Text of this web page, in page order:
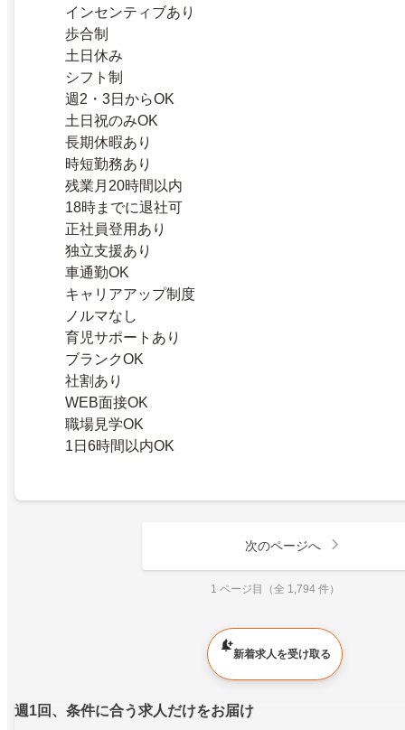
インセンティブあり
歩合制
土日休み
シフト制
週2・3日からOK
土日祝のみOK
長期休暇あり
時短勤務あり
残業月20時間以内
18時までに退社可
正社員登用あり
独立支援あり
車通勤OK
キャリアアップ制度
ノルマなし
育児サポートあり
ブランクOK
社割あり
WEB面接OK
職場見学OK
1日6時間以内OK
次のページへ
1 ページ目（全 1,794 件）
新着求人を受け取る
週1回、条件に合う求人だけをお届け